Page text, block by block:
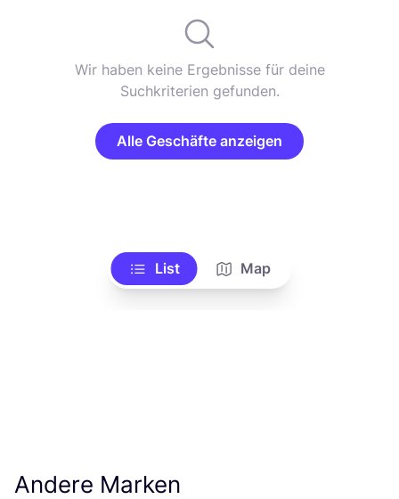
Wir haben keine Ergebnisse für deine
Suchkriterien gefunden.
Alle Geschäfte anzeigen
List Map
Andere Marken